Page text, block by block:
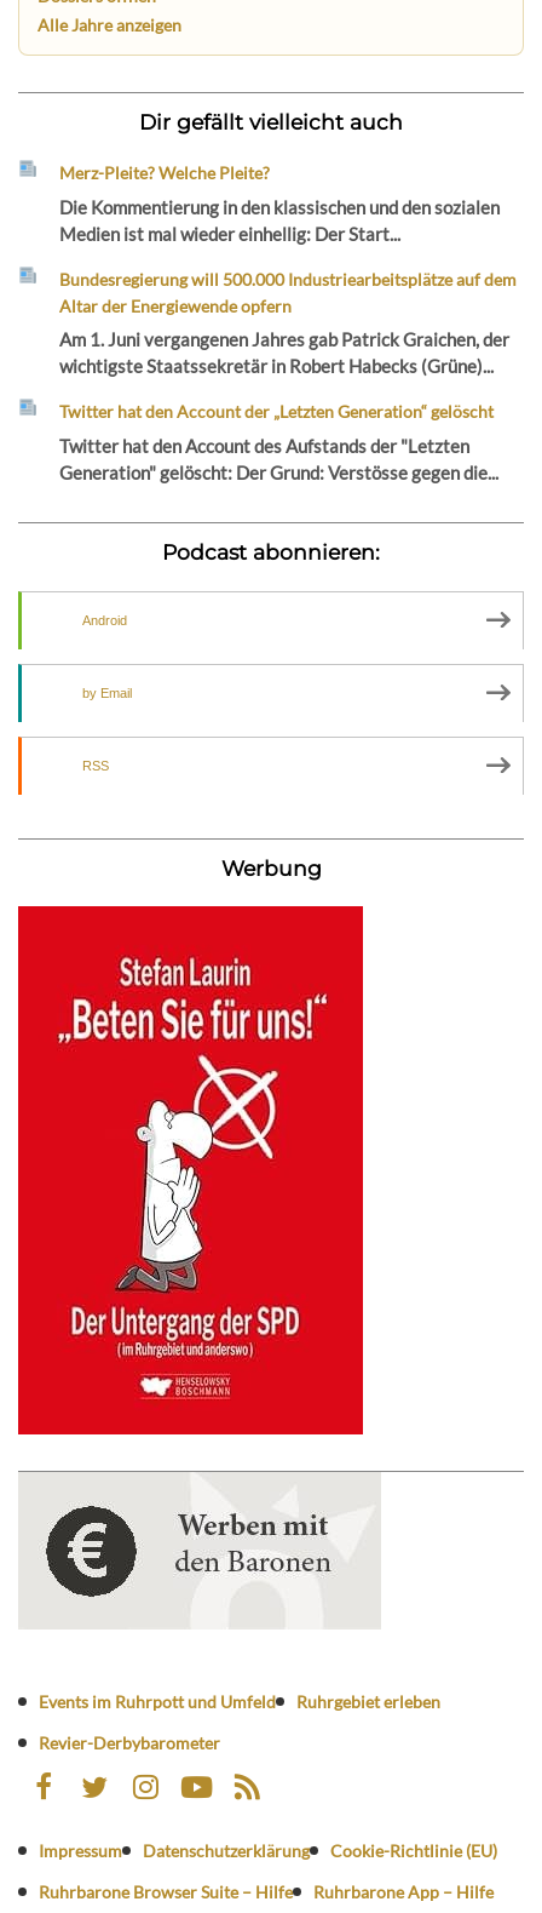
Alle Jahre anzeigen
Dir gefällt vielleicht auch
Merz-Pleite? Welche Pleite?
Die Kommentierung in den klassischen und den sozialen
Medien ist mal wieder einhellig: Der Start...
Bundesregierung will 500.000 Industriearbeitsplätze auf dem
Altar der Energiewende opfern
Am 1. Juni vergangenen Jahres gab Patrick Graichen, der
wichtigste Staatssekretär in Robert Habecks (Grüne)...
Twitter hat den Account der „Letzten Generation“ gelöscht
Twitter hat den Account des Aufstands der "Letzten
Generation" gelöscht: Der Grund: Verstösse gegen die...
Podcast abonnieren:
Android
by Email
RSS
Werbung
Events im Ruhrpott und Umfeld
Ruhrgebiet erleben
Revier-Derbybarometer
Impressum Datenschutzerklärung
Cookie-Richtlinie (EU)
Ruhrbarone Browser Suite – Hilfe
Ruhrbarone App – Hilfe